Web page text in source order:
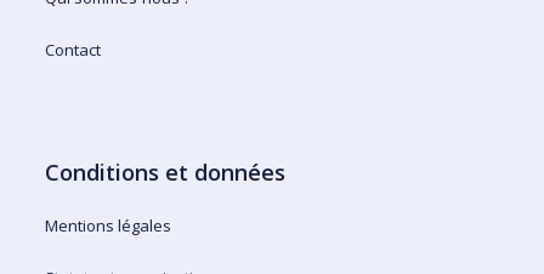
Contact
Conditions et données
Mentions légales